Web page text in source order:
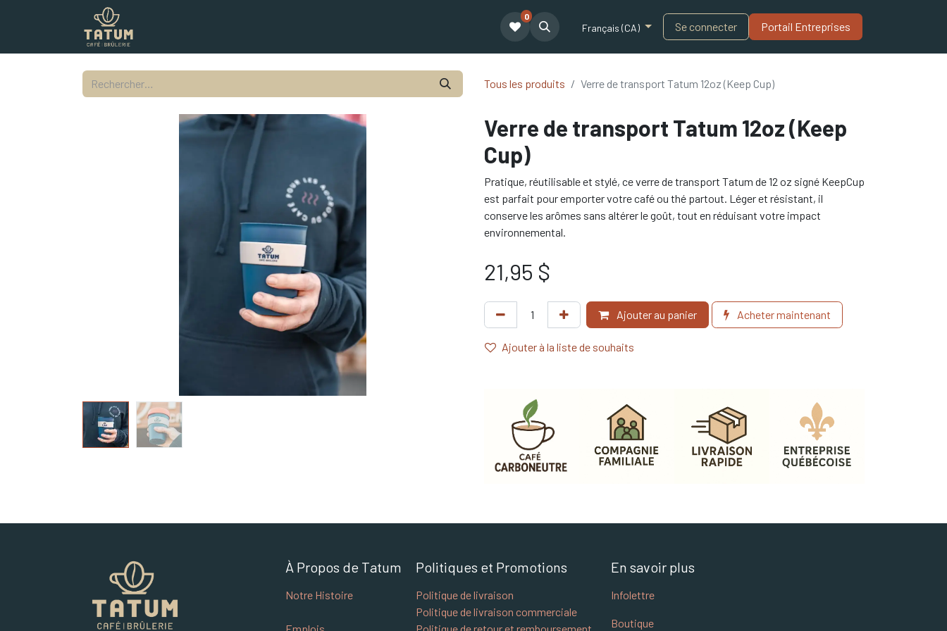
Notre équipe Partenariat Blogue
0
Français (CA) Se connecter Portail Entreprises​
Tous les produits Verre de transport Tatum 12oz (Keep Cup)
Verre de transport Tatum 12oz (Keep
Cup)
Pratique, réutilisable et stylé, ce verre de transport Tatum de 12 oz signé KeepCup
est parfait pour emporter votre café ou thé partout. Léger et résistant, il
conserve les arômes sans altérer le goût, tout en réduisant votre impact
environnemental.
21,95 $
Ajouter au panier Acheter maintenant
Ajouter à la liste de souhaits
En savoir plus
Infolettre
Boutique
À Propos de Tatum
Notre Histoire
Politiques et Promotions
Politique de livraison
Politique de livraison commerciale